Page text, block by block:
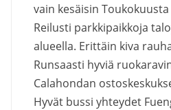
vain kesäisin
Reilusti parkkipaikkoja
alueella. Erittäin kiva
Runsaasti hyviä
Calahondan
Hyvät bussi yhteydet